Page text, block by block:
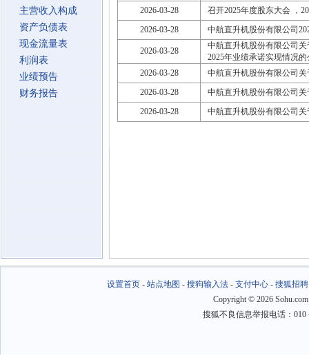
主营收入构成
资产负债表
现金流量表
利润表
业绩预告
财务报告
2026-03-28
召开2025年度股东大会 ，
2026-03-28
中航直升机股份有限公司
2026-03-28
中航直升机股份有限公司
2025年业绩承诺实现情况的
2026-03-28
中航直升机股份有限公司
2026-03-28
中航直升机股份有限公司
2026-03-28
中航直升机股份有限公司
设置首页- 站点地图 - 搜狗输入法- 支付中心- 搜狐招聘
Copyright © 2026
搜狐不良信息举报电话：010